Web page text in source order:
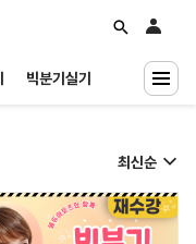
빅분기실기